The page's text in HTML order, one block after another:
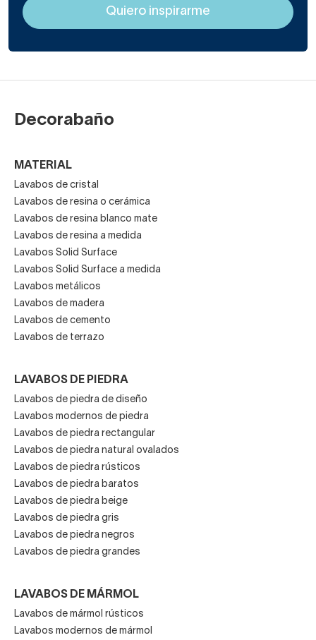
Decorabaño
MATERIAL
Lavabos de cristal
Lavabos de resina o cerámica
Lavabos de resina blanco mate
Lavabos de resina a medida
Lavabos Solid Surface
Lavabos Solid Surface a medida
Lavabos metálicos
Lavabos de madera
Lavabos de cemento
Lavabos de terrazo
LAVABOS DE PIEDRA
Lavabos de piedra de diseño
Lavabos modernos de piedra
Lavabos de piedra rectangular
Lavabos de piedra natural ovalados
Lavabos de piedra rústicos
Lavabos de piedra baratos
Lavabos de piedra beige
Lavabos de piedra gris
Lavabos de piedra negros
Lavabos de piedra grandes
LAVABOS DE MÁRMOL
Lavabos de mármol rústicos
Lavabos modernos de mármol